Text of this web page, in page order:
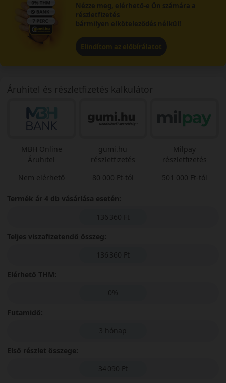
Nézze meg, elérhető-e Ön számára a
részletfizetés
bármilyen elköteleződés nélkül!
Elindítom az előbírálatot
Áruhitel és részletfizetés kalkulátor
MBH Online
Áruhitel
Nem elérhető
gumi.hu
részletfizetés
80 000 Ft-tól
Milpay
részletfizetés
501 000 Ft-tól
Termék ár 4 db vásárlása esetén:
136 360 Ft
Teljes viszafizetendő összeg:
136 360 Ft
Elérhető THM:
0%
Futamidő:
3 hónap
Első részlet összege:
34 090 Ft